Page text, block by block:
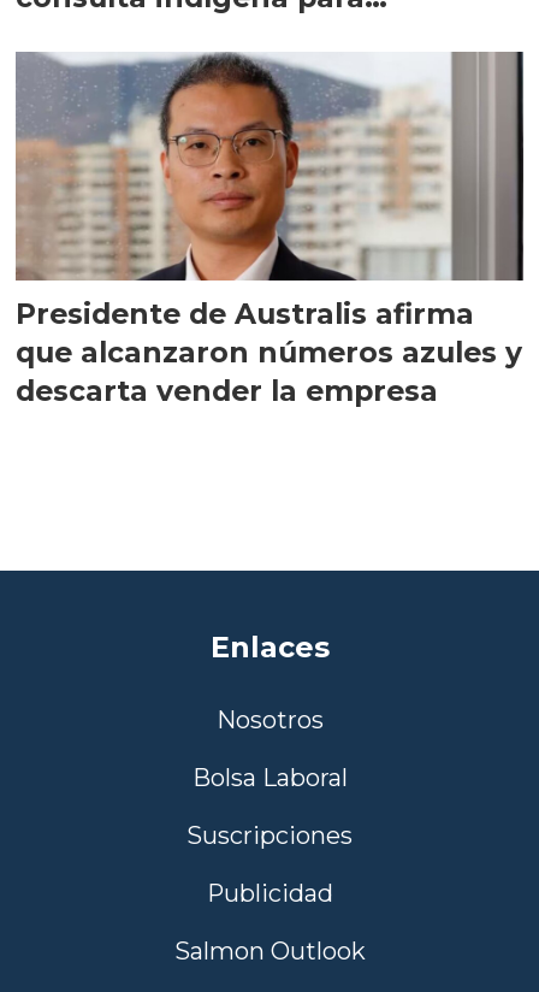
Presidente de Australis afirma
que alcanzaron números azules y
descarta vender la empresa
Enlaces
Nosotros
Bolsa Laboral
Suscripciones
Publicidad
Salmon Outlook